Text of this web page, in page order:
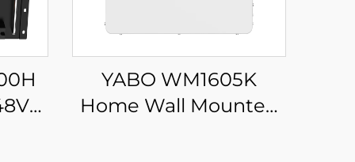
YABO WM1605K
Home Wall Mounted